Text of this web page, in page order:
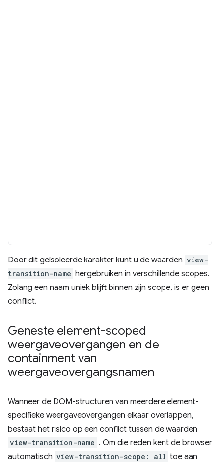
Door dit geïsoleerde karakter kunt u de waarden view-
transition-name hergebruiken in verschillende scopes.
Zolang een naam uniek blijft binnen zijn scope, is er geen
conflict.
Geneste element-scoped
weergaveovergangen en de
containment van
weergaveovergangsnamen
Wanneer de DOM-structuren van meerdere element-
specifieke weergaveovergangen elkaar overlappen,
bestaat het risico op een conflict tussen de waarden
view-transition-name . Om die reden kent de browser
automatisch view-transition-scope: all toe aan